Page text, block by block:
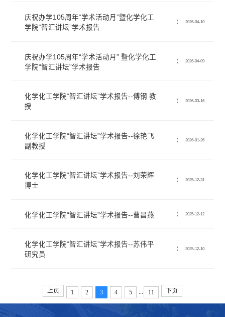
庆祝办学105周年“学术活动月”暨化学化工
学院“智汇讲坛”学术报告
2026-04-10
庆祝办学105周年“学术活动月” 暨化学化工
学院“智汇讲坛”学术报告
2026-04-09
化学化工学院“智汇讲坛”学术报告--傅钢 教
授
2026-03-16
化学化工学院“智汇讲坛”学术报告--徐艳飞
副教授
2026-01-26
化学化工学院“智汇讲坛”学术报告--刘荣辉
博士
2025-12-31
化学化工学院“智汇讲坛”学术报告--曹昌燕 2025-12-12
化学化工学院“智汇讲坛”学术报告--苏伟平
研究员
2025-12-10
上页 1 2 3 4 5 11 下页